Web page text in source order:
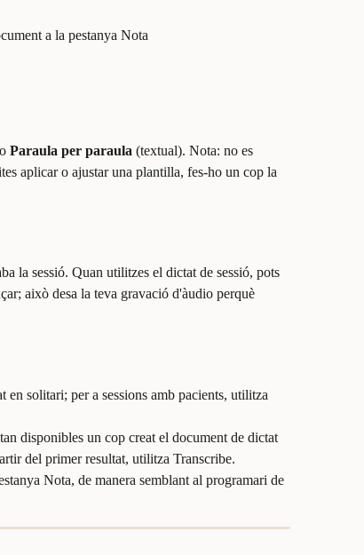
a la pestanya Nota
Paraula per paraula (textual). Nota: no es
aplicar o ajustar una plantilla, fes-ho un cop la
la sessió. Quan utilitzes el dictat de sessió, pots
això desa la teva gravació d'àudio perquè
solitari; per a sessions amb pacients, utilitza
disponibles un cop creat el document de dictat
del primer resultat, utilitza Transcribe.
Nota, de manera semblant al programari de